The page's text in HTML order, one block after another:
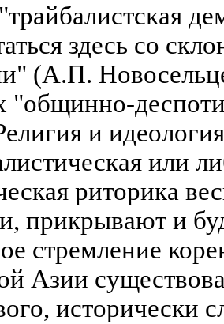
здесь со
(А.П.
"общинно-
и
или
риторика
прикрывают и
стремление
Азии
исторически